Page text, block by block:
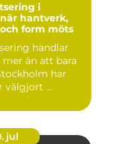
i
form möts
handlar
än att bara
har
välgjort ...
jul